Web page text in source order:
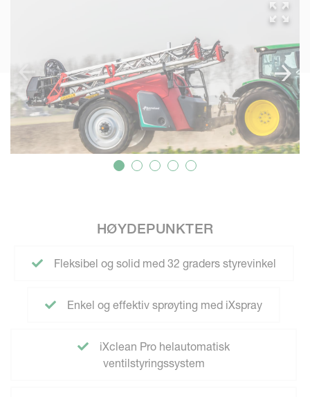
HØYDEPUNKTER
Fleksibel og solid med 32 graders styrevinkel
Enkel og effektiv sprøyting med iXspray
iXclean Pro helautomatisk
ventilstyringssystem